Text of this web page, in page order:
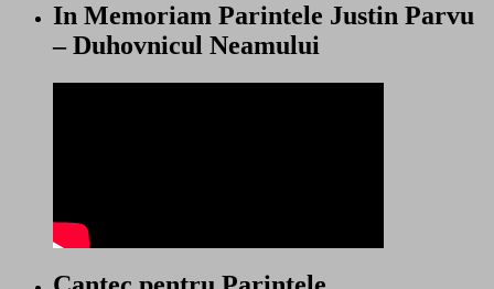
In Memoriam Parintele Justin Parvu
– Duhovnicul Neamului